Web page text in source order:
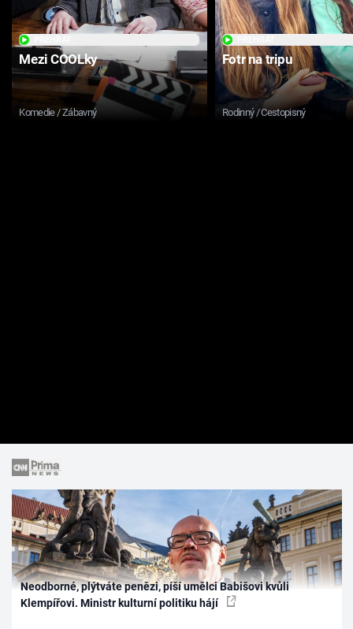
Mezi COOLky
Komedie / Zábavný
Fotr na tripu
Rodinný / Cestopisný
Neodborné, plýtváte penězi, píší umělci Babišovi kvůli
Klempířovi. Ministr kulturní politiku hájí